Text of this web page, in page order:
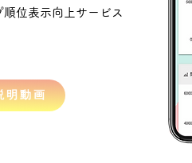
位表示向上サービス
明動画